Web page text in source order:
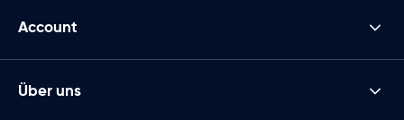
Account
Über uns